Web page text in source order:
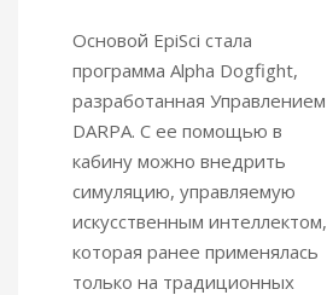
Основой EpiSci стала
программа Alpha Dogfight,
разработанная Управлением
DARPA. С ее помощью в
кабину можно внедрить
симуляцию, управляемую
искусственным интеллектом,
которая ранее применялась
только на традиционных